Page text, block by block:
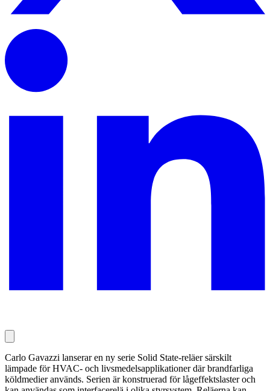
Carlo Gavazzi lanserar en ny serie Solid State-reläer särskilt
lämpade för HVAC- och livsmedelsapplikationer där brandfarliga
köldmedier används. Serien är konstruerad för lågeffektslaster och